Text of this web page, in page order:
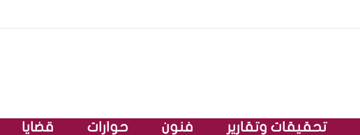
تحقيقات وتقارير فنون حوارات قضايا